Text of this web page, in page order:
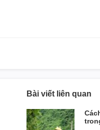
Bài viết liên quan